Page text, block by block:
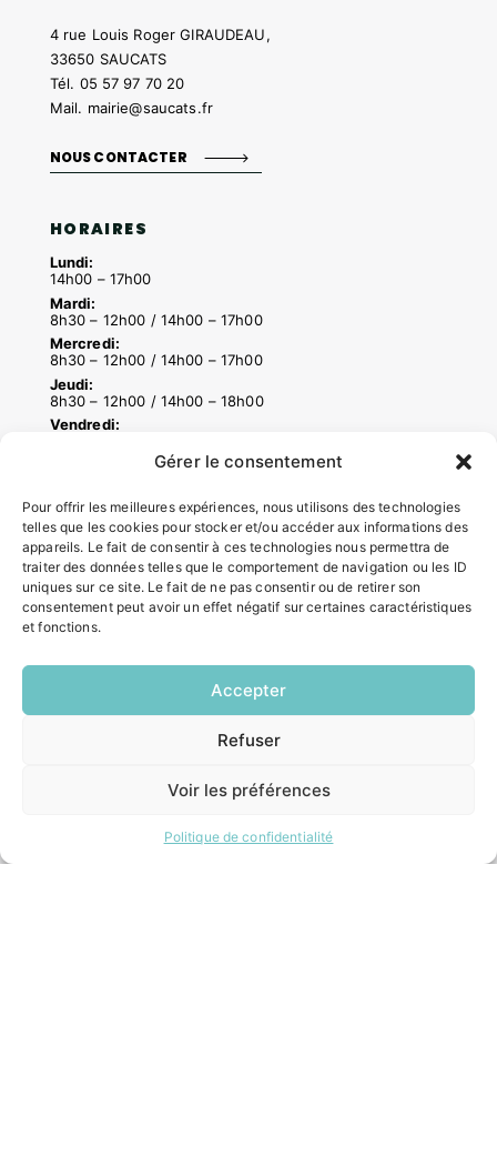
Gérer le consentement
Pour offrir les meilleures expériences, nous utilisons des technologies
telles que les cookies pour stocker et/ou accéder aux informations des
appareils. Le fait de consentir à ces technologies nous permettra de
traiter des données telles que le comportement de navigation ou les ID
uniques sur ce site. Le fait de ne pas consentir ou de retirer son
consentement peut avoir un effet négatif sur certaines caractéristiques
et fonctions.
Accepter
Refuser
Voir les préférences
Politique de confidentialité
4 rue Louis Roger GIRAUDEAU,
33650 SAUCATS
Tél. 05 57 97 70 20
Mail. mairie@saucats.fr
NOUS CONTACTER
HORAIRES
Lundi:
14h00 – 17h00
Mardi:
8h30 – 12h00 / 14h00 – 17h00
Mercredi:
8h30 – 12h00 / 14h00 – 17h00
Jeudi:
8h30 – 12h00 / 14h00 – 18h00
Vendredi:
ACCÉS RAPIDES
Contacter la mairie
Pôle santé
Le Saucatais
Formalités administratives
Demander un composteur
INFORMATIONS LÉGALES
Politique de confidentialité